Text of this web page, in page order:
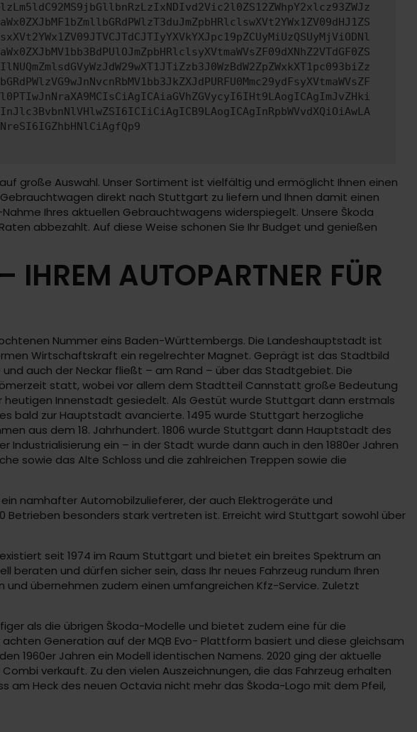
große Auswahl. Unser Sortiment ist vielfältig und ermöglicht Ihnen einen
direkt nach Stuttgart zu liefern und Ihnen damit einen
Ihres aktuellen Gebrauchtwagens widerspiegelt. Unsere Škoda
abbezahlt. Auf diese Weise schonen Sie Ihr Budget und genießen
AUTOPARTNER FÜR
Nummer eins Baden-Württembergs. Die Landeshauptstadt ist
Wirtschaftskraft ein regelrechter Magnet. Geprägt ist das Stadtbild
auch der Neckar fließt – am Rand – über das Stadtgebiet. Die
statt, wobei vor allem dem Stadtteil Cannstatt große Bedeutung
heutigen Innenstadt gesiedelt. Als Gestüt wurde Stuttgart dann erstmals
bald zur Hauptstadt avancierte. 1495 wurde Stuttgart herzogliche
aus dem 18. Jahrhundert. 1806 wurde Stuttgart dann Hauptstadt des
ein – in der Stadt wurde dann auch in den 1880er Jahren
sowie das Alte Schloss und die zahlreichen Treppen sowie die
namhafter Automobilzulieferer, der auch Elektrogeräte und
besonders stark vertreten ist. Erreicht wird Stuttgart sowohl über
seit 1974 im Raum Stuttgart und bietet ein breites Spektrum an
beraten und dürfen sicher sein, dass Ihr neues Fahrzeug rundum Ihren
übernehmen zudem einen umfangreichen Kfz-Service. Zuletzt
als die übrigen Škoda-Modelle und bietet zudem eine für die
Generation auf der MQB Evo- Plattform basiert und diese gleichsam
1960er Jahren ein Modell identischen Namens. 2020 ging der aktuelle
verkauft. Zu den vielen Auszeichnungen, die das Fahrzeug erhalten
Heck des neuen Octavia nicht mehr das Škoda-Logo mit dem Pfeil,